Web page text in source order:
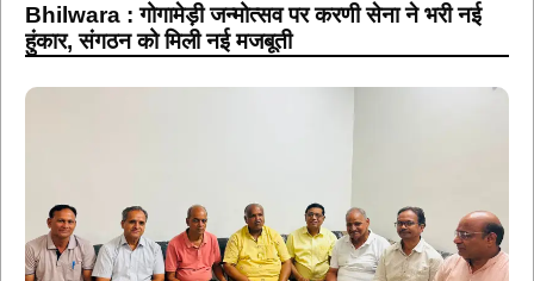
Bhilwara : गोगामेड़ी जन्मोत्सव पर करणी सेना ने भरी नई
हुंकार, संगठन को मिली नई मजबूती